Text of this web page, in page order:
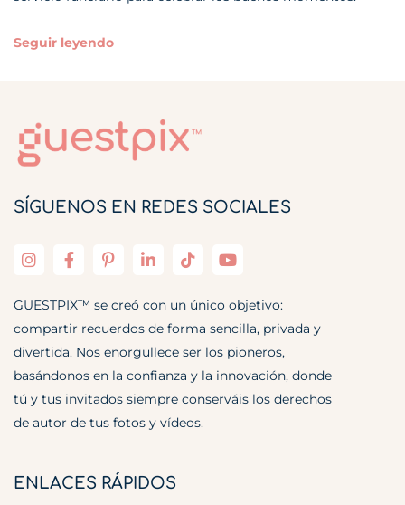
Seguir leyendo
SÍGUENOS EN REDES SOCIALES
GUESTPIX™ se creó con un único objetivo:
compartir recuerdos de forma sencilla, privada y
divertida. Nos enorgullece ser los pioneros,
basándonos en la confianza y la innovación, donde
tú y tus invitados siempre conserváis los derechos
de autor de tus fotos y vídeos.
ENLACES RÁPIDOS